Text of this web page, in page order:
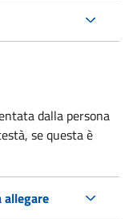
dalla persona
se questa è
allegare